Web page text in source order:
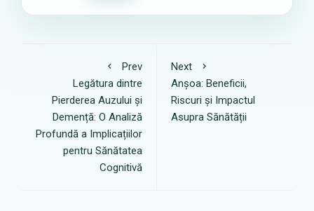
Prev
Legătura dintre
Pierderea Auzului și
Demență: O Analiză
Profundă a Implicațiilor
pentru Sănătatea
Cognitivă
Next
Anșoa: Beneficii,
Riscuri și Impactul
Asupra Sănătății